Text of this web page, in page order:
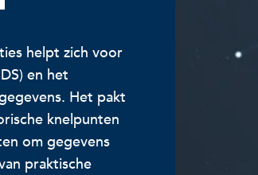
helpt zich voor
en het
Het pakt
knelpunten
om gegevens
praktische